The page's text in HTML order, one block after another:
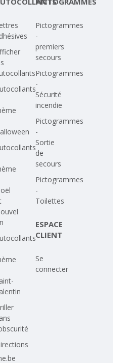
Pictogrammes
-
premiers
secours
Pictogrammes
-
Sécurité
incendie
Pictogrammes
-
Sortie
de
secours
Pictogrammes
-
Toilettes
ESPACE
CLIENT
Se
connecter